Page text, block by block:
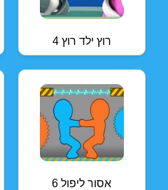
רוץ ילד רוץ 4
אסור ליפול 6